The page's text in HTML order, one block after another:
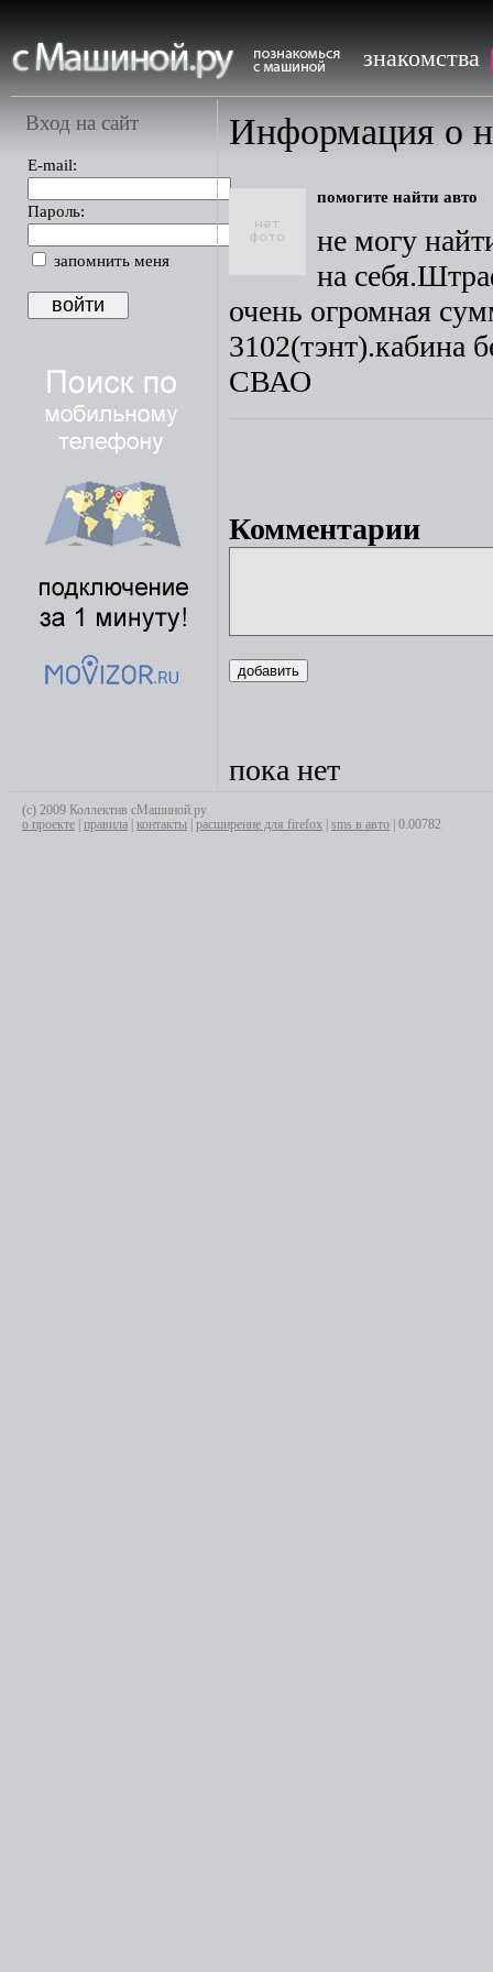
знакомства
Вход на сайт
E-mail:
Пароль:
запомнить меня
Информация о
помогите найти авто
не могу
на
очень огромная
3102(тэнт).кабина
СВАО
Комментарии
пока нет
(с) 2009 Коллектив сМашиной.ру
о проекте
правила контакты расширение для firefox sms в авто | 0.00782